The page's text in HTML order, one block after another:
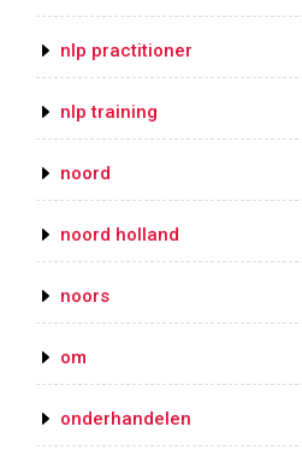
nlp practitioner
nlp training
noord
noord holland
noors
om
onderhandelen